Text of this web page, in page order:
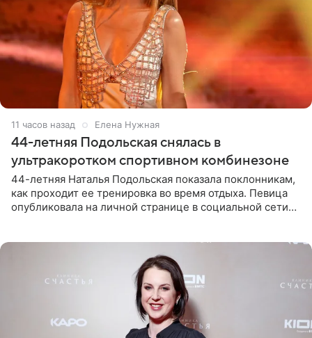
11 часов назад Елена Нужная
44-летняя Подольская снялась в
ультракоротком спортивном комбинезоне
44-летняя Наталья Подольская показала поклонникам,
как проходит ее тренировка во время отдыха. Певица
опубликовала на личной странице в социальной сети